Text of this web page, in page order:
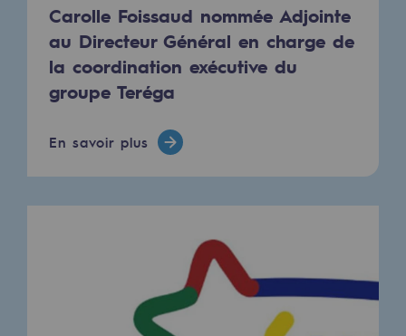
Social
Notre investissement dans les
Inclusion
Mixité et égalité Femme-Homme
Sécurité
PARI 2035, le programme de sécurité
Sécurité et cybersécurité
Carolle Foissaud nommée Adjointe
au Directeur Général en charge de
la coordination exécutive du
groupe Teréga
En savoir plus